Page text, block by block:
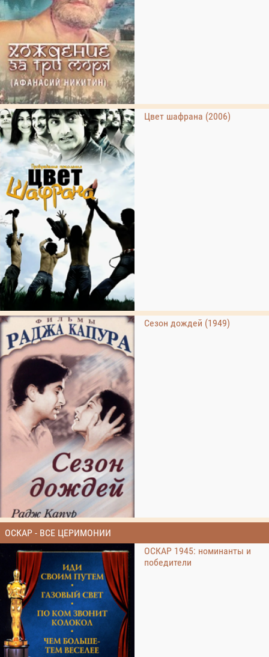
Цвет шафрана (2006)
Сезон дождей (1949)
ОСКАР - ВСЕ ЦЕРИМОНИИ
ОСКАР 1945: номинанты и
победители